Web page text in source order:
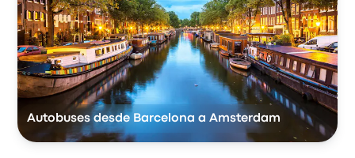
Autobuses desde Barcelona a Amsterdam